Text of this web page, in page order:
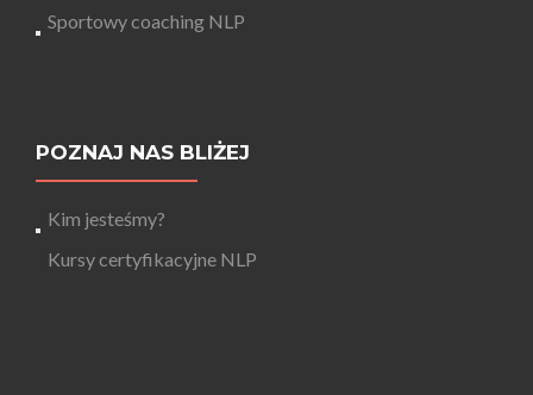
Sportowy coaching NLP
POZNAJ NAS BLIŻEJ
Kim jesteśmy?
Kursy certyfikacyjne NLP